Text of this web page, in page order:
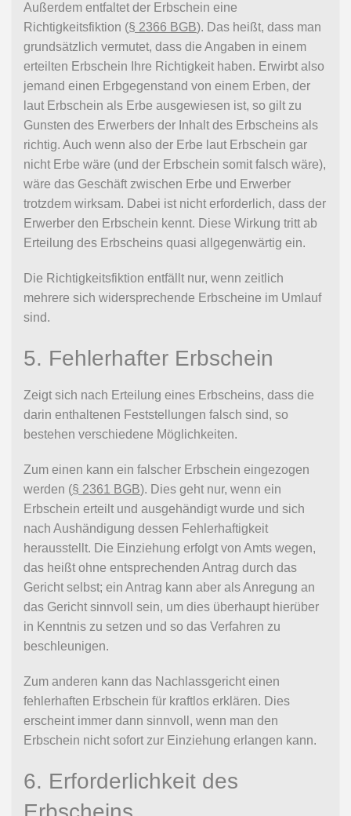
Außerdem entfaltet der Erbschein eine
Richtigkeitsfiktion (§ 2366 BGB). Das heißt, dass man
grundsätzlich vermutet, dass die Angaben in einem
erteilten Erbschein Ihre Richtigkeit haben. Erwirbt also
jemand einen Erbgegenstand von einem Erben, der
laut Erbschein als Erbe ausgewiesen ist, so gilt zu
Gunsten des Erwerbers der Inhalt des Erbscheins als
richtig. Auch wenn also der Erbe laut Erbschein gar
nicht Erbe wäre (und der Erbschein somit falsch wäre),
wäre das Geschäft zwischen Erbe und Erwerber
trotzdem wirksam. Dabei ist nicht erforderlich, dass der
Erwerber den Erbschein kennt. Diese Wirkung tritt ab
Erteilung des Erbscheins quasi allgegenwärtig ein.
Die Richtigkeitsfiktion entfällt nur, wenn zeitlich
mehrere sich widersprechende Erbscheine im Umlauf
sind.
5. Fehlerhafter Erbschein
Zeigt sich nach Erteilung eines Erbscheins, dass die
darin enthaltenen Feststellungen falsch sind, so
bestehen verschiedene Möglichkeiten.
Zum einen kann ein falscher Erbschein eingezogen
werden (§ 2361 BGB). Dies geht nur, wenn ein
Erbschein erteilt und ausgehändigt wurde und sich
nach Aushändigung dessen Fehlerhaftigkeit
herausstellt. Die Einziehung erfolgt von Amts wegen,
das heißt ohne entsprechenden Antrag durch das
Gericht selbst; ein Antrag kann aber als Anregung an
das Gericht sinnvoll sein, um dies überhaupt hierüber
in Kenntnis zu setzen und so das Verfahren zu
beschleunigen.
Zum anderen kann das Nachlassgericht einen
fehlerhaften Erbschein für kraftlos erklären. Dies
erscheint immer dann sinnvoll, wenn man den
Erbschein nicht sofort zur Einziehung erlangen kann.
6. Erforderlichkeit des